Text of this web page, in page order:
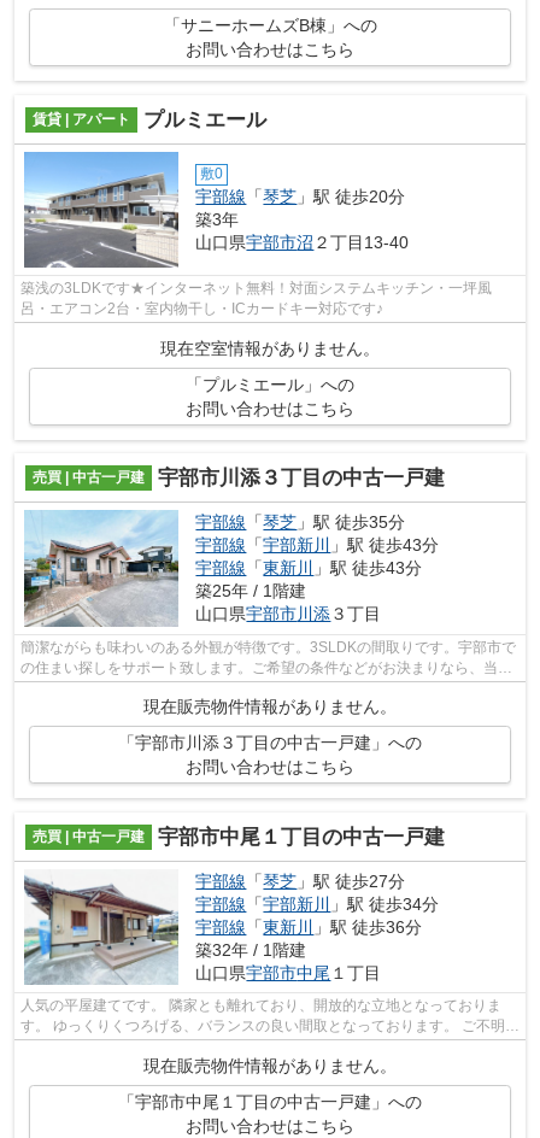
「サニーホームズB棟」への
お問い合わせはこちら
賃貸 | アパート プルミエール
敷0
宇部線 「琴芝 」駅 徒歩20分
築3年
山口県宇部市沼 ２丁目13-40
築浅の3LDKです★インターネット無料！対面システムキッチン・一坪風
呂・エアコン2台・室内物干し・ICカードキー対応です♪
現在空室情報がありません。
「プルミエール」への
お問い合わせはこちら
売買 | 中古一戸建 宇部市川添３丁目の中古一戸建
宇部線 「琴芝 」駅 徒歩35分
宇部線 「宇部新川
」駅 徒歩43分
宇部線 「東新川
」駅 徒歩43分
築25年 / 1階建
山口県宇部市川添３丁目
簡潔ながらも味わいのある外観が特徴です。3SLDKの間取りです。宇部市で
の住まい探しをサポート致します。ご希望の条件などがお決まりなら、当社
スタッフまで是非お伝えください。お問...
現在販売物件情報がありません。
「宇部市川添３丁目の中古一戸建」への
お問い合わせはこちら
売買 | 中古一戸建 宇部市中尾１丁目の中古一戸建
宇部線 「琴芝 」駅 徒歩27分
宇部線 「宇部新川
」駅 徒歩34分
宇部線 「東新川
」駅 徒歩36分
築32年 / 1階建
山口県宇部市中尾 １丁目
人気の平屋建てです。 隣家とも離れており、開放的な立地となっておりま
す。 ゆっくりくつろげる、バランスの良い間取となっております。 ご不明な
現在販売物件情報がありません。
「宇部市中尾１丁目の中古一戸建」への
お問い合わせはこちら